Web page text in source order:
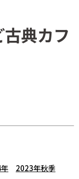
典カフ
2023年秋季